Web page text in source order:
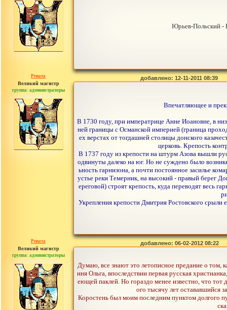
Юрьев-Польский -
Рената
Великий магистр
группа: администраторы
сообщений: 30442
добавлено: 12-11-2011 08:39
Впечатляющее и
В 1730 году, при императрице Анне Иоановне, в
ней границы с Османской империей (граница
ех верстах от тогдашней столицы донского
церковь. Крепость
В 1737 году из крепости на штурм Азова вышли
одвинуты далеко на юг. Но не суждено было
ьность гарнизона, а почти постоянное засилье
устье реки Темерник, на высокий - правый берег
ереговой) строят крепость, куда переводят весь
Укрепления крепости Дмитрия Ростовского срыли
Рената
Великий магистр
группа: администраторы
сообщений: 30442
добавлено: 06-02-2012 08:22
Думаю, все знают это летописное предание о том,
иня Ольга, впоследствии первая русская
еющей паклей. Но гораздо менее известно, что
ого тысячу лет остававшийся
Коростень был моим последним пунктом долгого